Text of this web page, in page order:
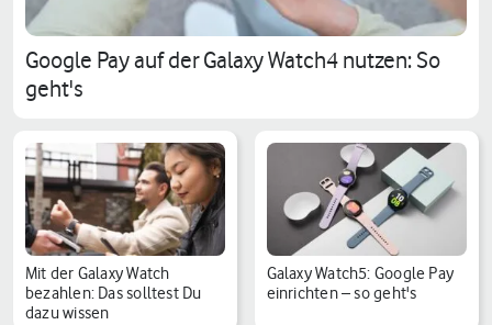
Google Pay auf der Galaxy Watch4 nutzen: So
geht's
Mit der Galaxy Watch
bezahlen: Das solltest Du
dazu wissen
Galaxy Watch5: Google Pay
einrichten – so geht's